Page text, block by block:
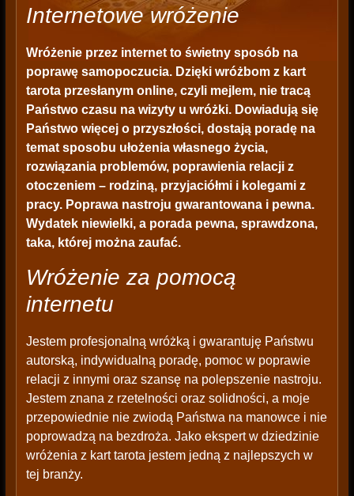
Internetowe wróżenie
Wróżenie przez internetto świetny sposób na
poprawę samopoczucia. Dzięki wróżbom z kart
tarota przesłanym online, czyli mejlem, nie tracą
Państwo czasu na wizyty u wróżki. Dowiadują się
Państwo więcej o przyszłości, dostają poradę na
temat sposobu ułożenia własnego życia,
rozwiązania problemów, poprawienia relacji z
otoczeniem – rodziną, przyjaciółmi i kolegami z
pracy. Poprawa nastroju gwarantowana i pewna.
Wydatek niewielki, a porada pewna, sprawdzona,
taka, której można zaufać.
Wróżenie za pomocą
internetu
Jestem profesjonalną wróżką i gwarantuję Państwu
autorską, indywidualną poradę, pomoc w poprawie
relacji z innymi oraz szansę na polepszenie nastroju.
Jestem znana z rzetelności oraz solidności, a moje
przepowiednie nie zwiodą Państwa na manowce i nie
poprowadzą na bezdroża. Jako ekspert w dziedzinie
wróżenia z kart tarota jestem jedną z najlepszych w
tej branży.